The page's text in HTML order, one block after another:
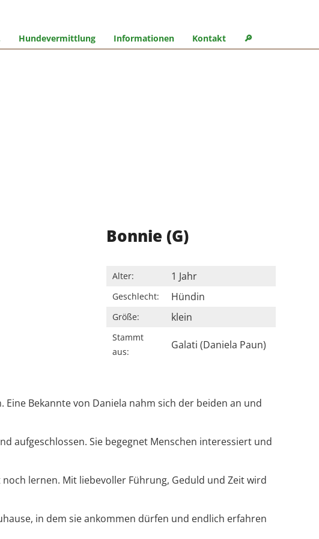
Hundevermittlung Informationen Kontakt 🔎︎
Bonnie (G)
Alter: 1 Jahr
Geschlecht: Hündin
Größe: klein
Stammt
aus:
Galati (Daniela Paun)
Bekannte von Daniela nahm sich der beiden an und
aufgeschlossen. Sie begegnet Menschen interessiert und
lernen. Mit liebevoller Führung, Geduld und Zeit wird
in dem sie ankommen dürfen und endlich erfahren